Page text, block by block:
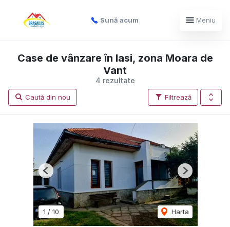
Sună acum Meniu
4 rezultate
Case de vânzare în Iasi, zona Moara de
Vant
Filtrează
Caută din nou
1 / 10 Harta
Previous Next